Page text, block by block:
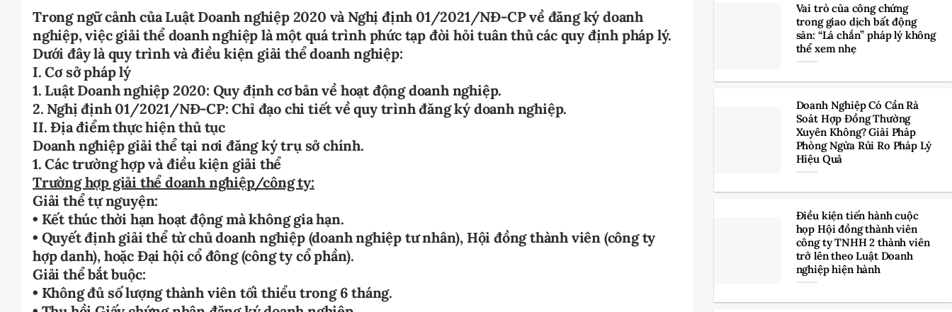
Trong ngữ cảnh của Luật Doanh nghiệp 2020 và Nghị định 01/2021/NĐ-CP về đăng ký doanh
nghiệp, việc giải thể doanh nghiệp là một quá trình phức tạp đòi hỏi tuân thủ các quy định pháp lý.
Dưới đây là quy trình và điều kiện giải thể doanh nghiệp:
I. Cơ sở pháp lý
1. Luật Doanh nghiệp 2020: Quy định cơ bản về hoạt động doanh nghiệp.
2. Nghị định 01/2021/NĐ-CP: Chỉ đạo chi tiết về quy trình đăng ký doanh nghiệp.
II. Địa điểm thực hiện thủ tục
Doanh nghiệp giải thể tại nơi đăng ký trụ sở chính.
1. Các trường hợp và điều kiện giải thể
Trường hợp giải thể doanh nghiệp/công ty:
Giải thể tự nguyện:
• Kết thúc thời hạn hoạt động mà không gia hạn.
• Quyết định giải thể từ chủ doanh nghiệp (doanh nghiệp tư nhân), Hội đồng thành viên (công ty
hợp danh), hoặc Đại hội cổ đông (công ty cổ phần).
Giải thể bắt buộc:
• Không đủ số lượng thành viên tối thiểu trong 6 tháng.
Vai trò của công chứng
trong giao dịch bất động
sản: “Lá chắn” pháp lý không
thể xem nhẹ
Doanh Nghiệp Có Cần Rà
Soát Hợp Đồng Thường
Xuyên Không? Giải Pháp
Phòng Ngừa Rủi Ro Pháp Lý
Hiệu Quả
Điều kiện tiến hành cuộc
họp Hội đồng thành viên
công ty TNHH 2 thành viên
trở lên theo Luật Doanh
nghiệp hiện hành